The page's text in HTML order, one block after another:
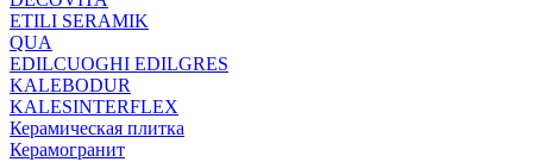
ETILI SERAMIK
QUA
EDILCUOGHI EDILGRES
KALEBODUR
KALESINTERFLEX
Керамическая плитка
Керамогранит